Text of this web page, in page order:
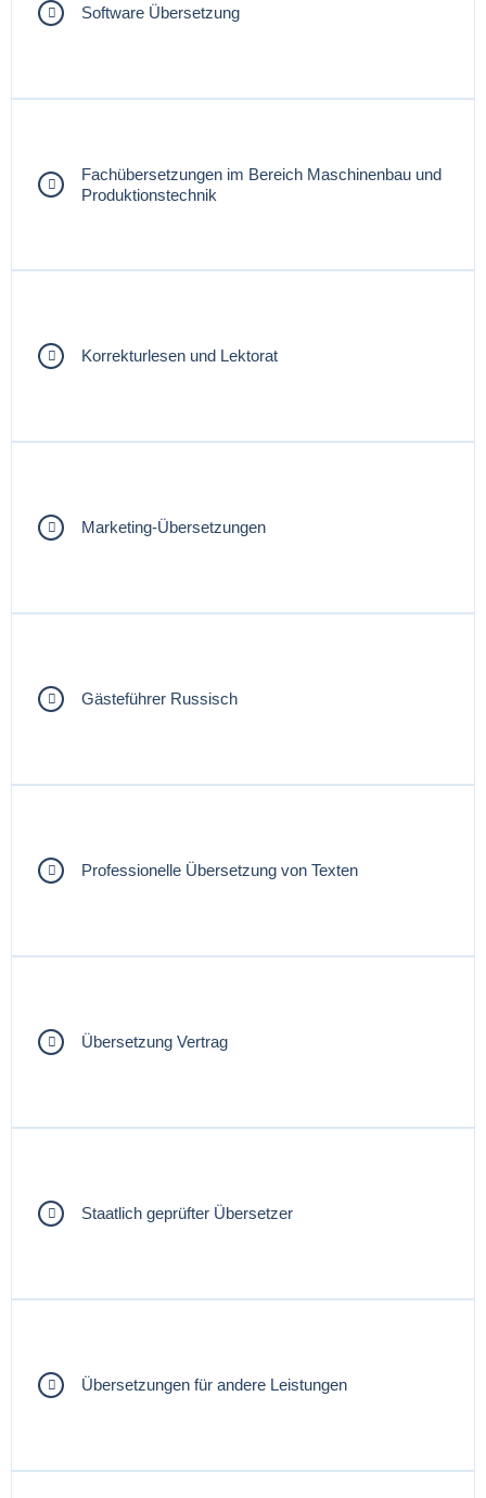
Software Übersetzung
Fachübersetzungen im Bereich Maschinenbau und
Produktionstechnik
Korrekturlesen und Lektorat
Marketing-Übersetzungen
Gästeführer Russisch
Professionelle Übersetzung von Texten
Übersetzung Vertrag
Staatlich geprüfter Übersetzer
Übersetzungen für andere Leistungen